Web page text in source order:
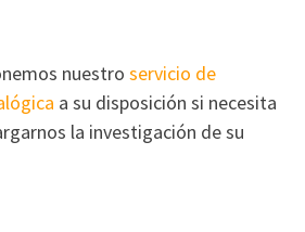
nuestro servicio de
a su disposición si necesita
la investigación de su